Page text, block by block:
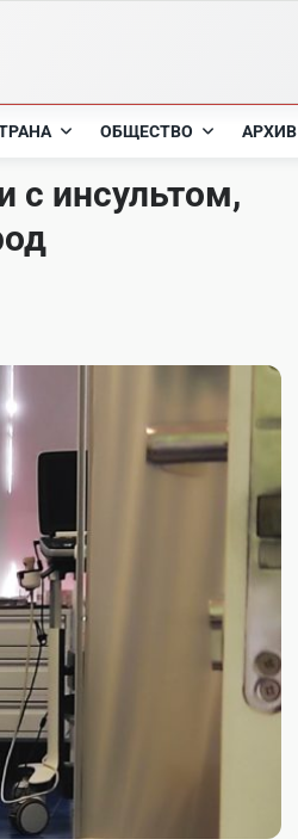
ОБЩЕСТВО АРХИВ
с инсультом,